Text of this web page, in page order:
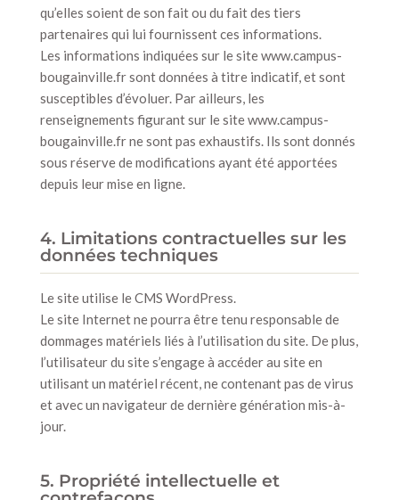
qu’elles soient de son fait ou du fait des tiers
partenaires qui lui fournissent ces informations.
Les informations indiquées sur le site www.campus-
bougainville.fr sont données à titre indicatif, et sont
susceptibles d’évoluer. Par ailleurs, les
renseignements figurant sur le site www.campus-
bougainville.fr ne sont pas exhaustifs. Ils sont donnés
sous réserve de modifications ayant été apportées
depuis leur mise en ligne.
4. Limitations contractuelles sur les
données techniques
Le site utilise le CMS WordPress.
Le site Internet ne pourra être tenu responsable de
dommages matériels liés à l’utilisation du site. De plus,
l’utilisateur du site s’engage à accéder au site en
utilisant un matériel récent, ne contenant pas de virus
et avec un navigateur de dernière génération mis-à-
jour.
5. Propriété intellectuelle et